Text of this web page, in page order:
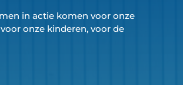
in actie komen voor onze
onze kinderen, voor de